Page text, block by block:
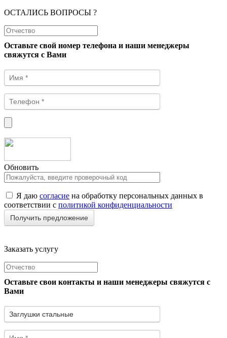
ОСТАЛИСЬ ВОПРОСЫ ?
Оставьте свой номер телефона и наши менеджеры
свяжутся с Вами
Обновить
Я даю согласие на обработку персональных данных в
соответствии с политикой конфиденциальности
Заказать услугу
Оставьте свои контакты и наши менеджеры свяжутся с
Вами